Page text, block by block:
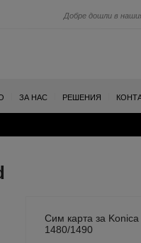
Добре дошли в
ЗА НАС РЕШЕНИЯ
Сим карта за
1480/1490